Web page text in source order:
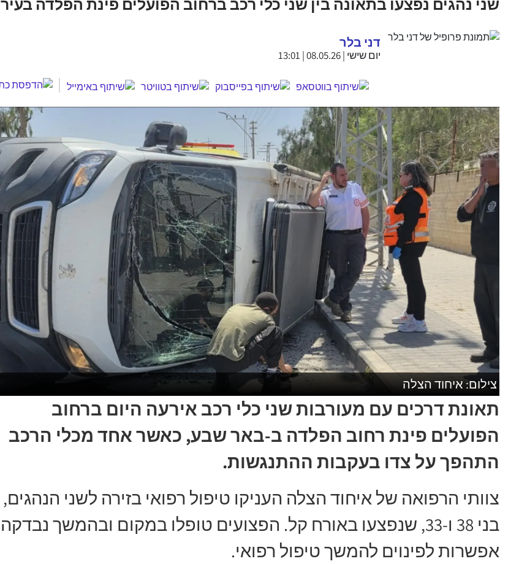
דני בלר
יום שישי | 08.05.26 | 13:01
צילום: איחוד הצלה
תאונת דרכים עם מעורבות שני כלי רכב אירעה היום ברחוב
הפועלים פינת רחוב הפלדה ב-באר שבע, כאשר אחד מכלי הרכב
התהפך על צדו בעקבות ההתנגשות.
צוותי הרפואה של איחוד הצלה העניקו טיפול רפואי בזירה לשני הנהגים,
בני 38 ו-33, שנפצעו באורח קל. הפצועים טופלו במקום ובהמשך נבדקה
אפשרות לפינוים להמשך טיפול רפואי.